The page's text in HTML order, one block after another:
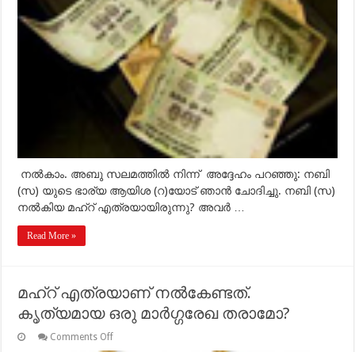
നല്‍കാം. അബു സലമത്തില്‍ നിന്ന് അദ്ദേഹം പറഞ്ഞു: നബി
(സ) യുടെ ഭാര്യ ആയിശ (റ)യോട് ഞാന്‍ ചോദിച്ചു. നബി (സ)
നല്‍കിയ മഹ്‌റ് എത്രയായിരുന്നു? അവര്‍ …
Read More »
മഹ്‌റ് എത്രയാണ് നല്‍കേണ്ടത്.
കൃത്യമായ ഒരു മാര്‍ഗ്ഗരേഖ തരാമോ?
Comments Offon